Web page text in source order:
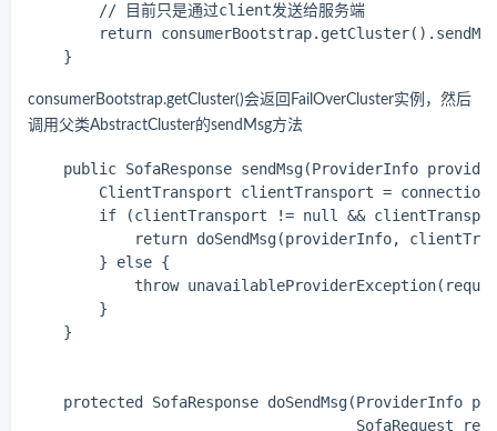
        // 目前只是通过client发送给服务端
return
consumerBootstrap.getCluster()会返回FailOverCluster实例，然后
调用父类AbstractCluster的sendMsg方法
public SofaResponse sendMsg(ProviderInfo
ClientTransport clientTransport =
if (clientTransport != null &&
return doSendMsg(providerInfo,
        } else {
throw
        }
    }
protected SofaResponse doSendMsg(ProviderInfo
SofaRequest